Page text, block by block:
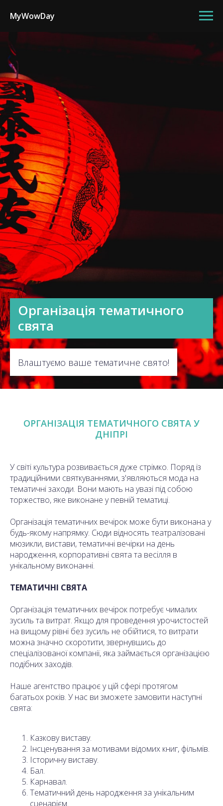
MyWowDay
Організація тематичного
свята
Влаштуємо ваше тематичне свято!
ОРГАНІЗАЦІЯ ТЕМАТИЧНОГО СВЯТА У
ДНІПРІ
У світі культура розвивається дуже стрімко. Поряд із
традиційними святкуваннями, з'являються мода на
тематичні заходи. Вони мають на увазі під собою
торжество, яке виконане у певній тематиці.
Організація тематичних вечірок може бути виконана у
будь-якому напрямку. Сюди відносять театралізовані
мюзикли, вистави, тематичні вечірки на день
народження, корпоративні свята та весілля в
унікальному виконанні.
ТЕМАТИЧНІ СВЯТА
Організація тематичних вечірок потребує чималих
зусиль та витрат. Якщо для проведення урочистостей
на вищому рівні без зусиль не обійтися, то витрати
можна значно скоротити, звернувшись до
спеціалізованої компанії, яка займається організацією
подібних заходів.
Наше агентство працює у цій сфері протягом
багатьох років. У нас ви зможете замовити наступні
свята:
Казкову виставу.
Інсценування за мотивами відомих книг, фільмів.
Історичну виставу.
Бал.
Карнавал.
Тематичний день народження за унікальним
сценарієм.